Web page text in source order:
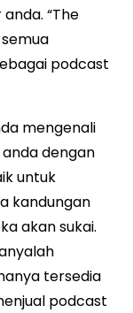
“The
podcast
mengenali
dengan
untuk
kandungan
akan sukai.
tersedia
podcast